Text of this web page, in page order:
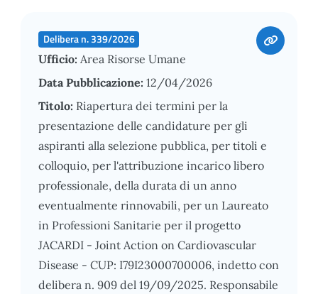
Delibera n. 339/2026
Ufficio: Area Risorse Umane
Data Pubblicazione: 12/04/2026
Titolo: Riapertura dei termini per la
presentazione delle candidature per gli
aspiranti alla selezione pubblica, per titoli e
colloquio, per l'attribuzione incarico libero
professionale, della durata di un anno
eventualmente rinnovabili, per un Laureato
in Professioni Sanitarie per il progetto
JACARDI - Joint Action on Cardiovascular
Disease - CUP: I79I23000700006, indetto con
delibera n. 909 del 19/09/2025. Responsabile